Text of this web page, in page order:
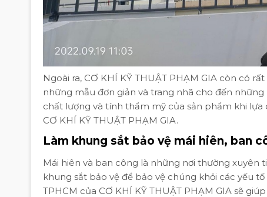
Ngoài ra, CƠ KHÍ KỸ THUẬT PHẠM GIA còn có
những mẫu đơn giản và trang nhã cho đến
chất lượng và tính thẩm mỹ của sản phẩm khi
CƠ KHÍ KỸ THUẬT PHẠM GIA.
Làm khung sắt bảo vệ mái hiên, ban
Mái hiên và ban công là những nơi thường xuyên
khung sắt bảo vệ để bảo vệ chúng khỏi các yếu
TPHCM của CƠ KHÍ KỸ THUẬT PHẠM GIA sẽ